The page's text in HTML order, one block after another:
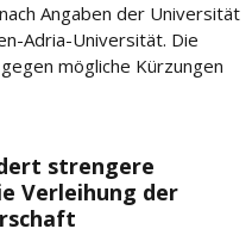
Angaben der Universität
Adria-Universität. Die
mögliche Kürzungen
strengere
Verleihung der